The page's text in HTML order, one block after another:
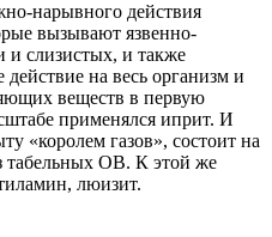
нарывного действия
вызывают язвенно-
и слизистых, и также
на весь организм и
веществ в первую
применялся иприт. И
«королем газов», состоит на
табельных ОВ. К этой же
люизит.